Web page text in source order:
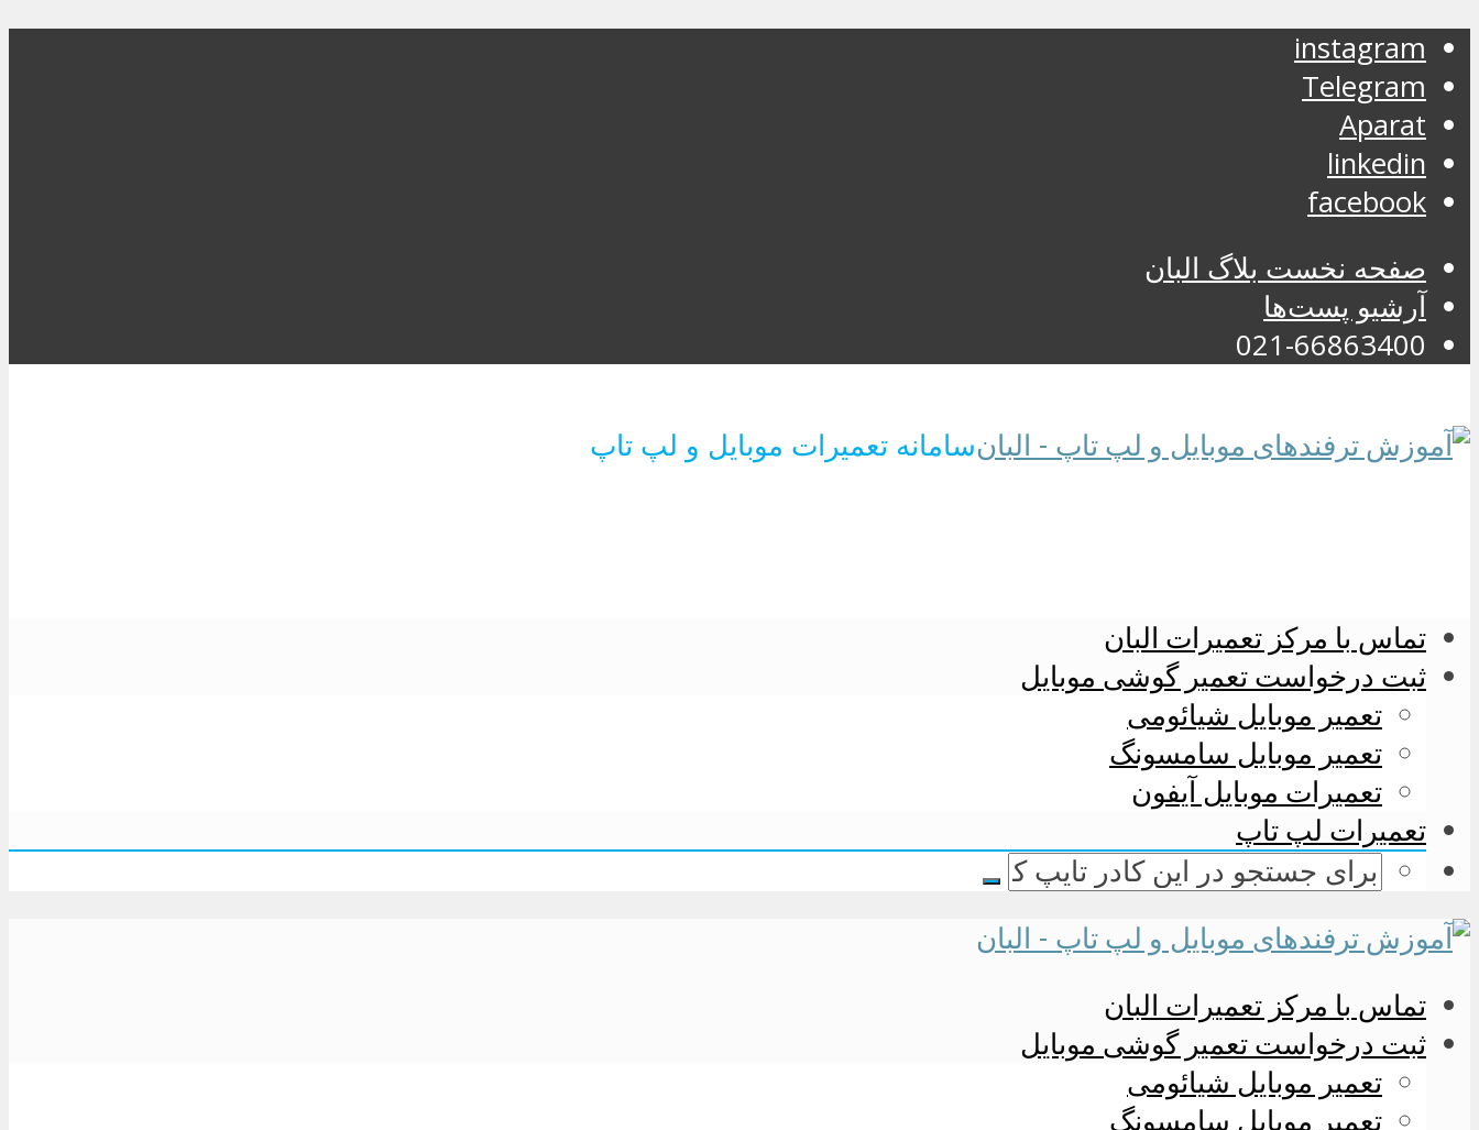
instagram
Telegram
Aparat
linkedin
facebook
صفحه نخست بلاگ البان
آرشیو پست‌ها
021-66863400
سامانه تعمیرات موبایل و لپ تاپ
تماس با مرکز تعمیرات البان
ثبت درخواست تعمیر گوشی موبایل
تعمیر موبایل شیائومی
تعمیر موبایل سامسونگ
تعمیرات موبایل آیفون
تعمیرات لپ تاپ
تماس با مرکز تعمیرات البان
ثبت درخواست تعمیر گوشی موبایل
تعمیر موبایل شیائومی
تعمیر موبایل سامسونگ